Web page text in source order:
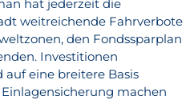
hat jederzeit die
weitreichende Fahrverbote
den Fondssparplan
Investitionen
eine breitere Basis
machen